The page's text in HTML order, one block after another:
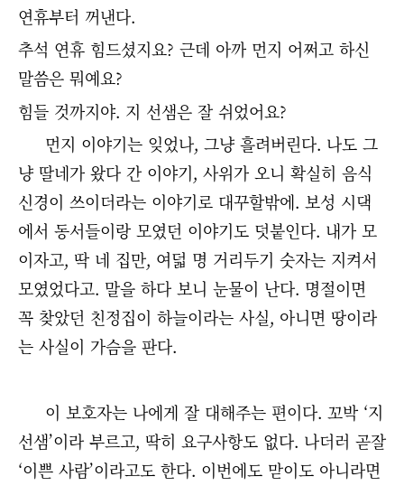
연휴부터 꺼낸다.
추석 연휴 힘드셨지요? 근데 아까 먼지 어쩌고 하신
말씀은 뭐예요?
힘들 것까지야. 지 선샘은 잘 쉬었어요?
먼지 이야기는 잊었나, 그냥 흘려버린다. 나도 그
냥 딸네가 왔다 간 이야기, 사위가 오니 확실히 음식
신경이 쓰이더라는 이야기로 대꾸할밖에. 보성 시댁
에서 동서들이랑 모였던 이야기도 덧붙인다. 내가 모
이자고, 딱 네 집만, 여덟 명 거리두기 숫자는 지켜서
모였었다고. 말을 하다 보니 눈물이 난다. 명절이면
꼭 찾았던 친정집이 하늘이라는 사실, 아니면 땅이라
는 사실이 가슴을 판다.
이 보호자는 나에게 잘 대해주는 편이다. 꼬박 ‘지
선샘’이라 부르고, 딱히 요구사항도 없다. 나더러 곧잘
‘이쁜 사람’이라고도 한다. 이번에도 맏이도 아니라면